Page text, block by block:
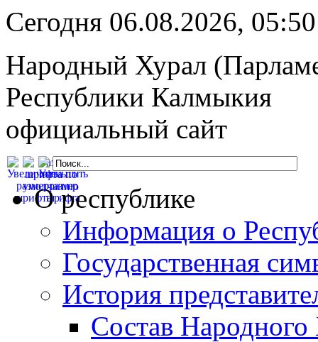
Сегодня 06.08.2026,
Народный Хурал
Республики Калмыкия
официальный сайт
О республике
Информация о
Государственная
История
Состав Народного